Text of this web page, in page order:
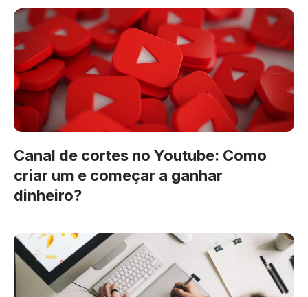
Canal de cortes no Youtube: Como
criar um e começar a ganhar
dinheiro?